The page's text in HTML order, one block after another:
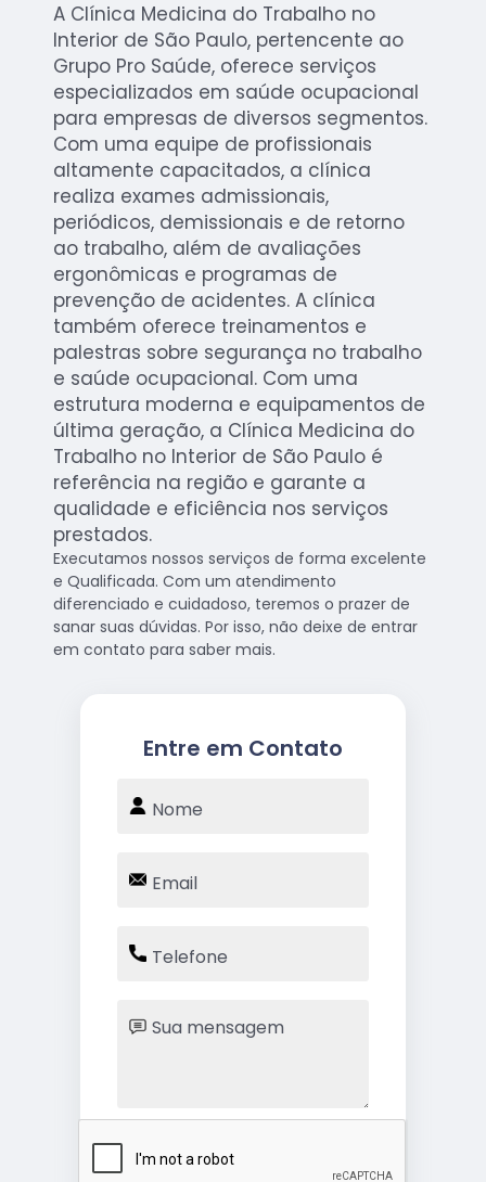
A Clínica Medicina do Trabalho no
Interior de São Paulo, pertencente ao
Grupo Pro Saúde, oferece serviços
especializados em saúde ocupacional
para empresas de diversos segmentos.
Com uma equipe de profissionais
altamente capacitados, a clínica
realiza exames admissionais,
periódicos, demissionais e de retorno
ao trabalho, além de avaliações
ergonômicas e programas de
prevenção de acidentes. A clínica
também oferece treinamentos e
palestras sobre segurança no trabalho
e saúde ocupacional. Com uma
estrutura moderna e equipamentos de
última geração, a Clínica Medicina do
Trabalho no Interior de São Paulo é
referência na região e garante a
qualidade e eficiência nos serviços
prestados.
Executamos nossos serviços de forma excelente
e Qualificada. Com um atendimento
diferenciado e cuidadoso, teremos o prazer de
sanar suas dúvidas. Por isso, não deixe de entrar
em contato para saber mais.
Entre em Contato